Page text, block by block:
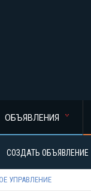
ОБЪЯВЛЕНИЯ
СОЗДАТЬ ОБЪЯВЛЕНИЕ
УПРАВЛЕНИЕ